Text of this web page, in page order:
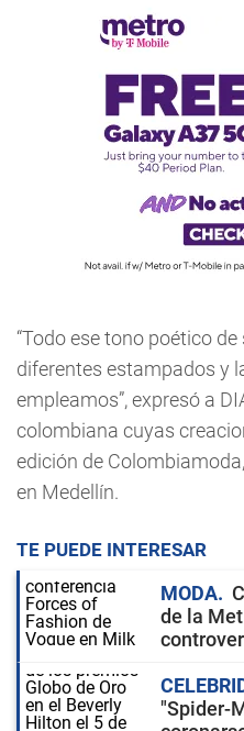
“Todo ese tono poético
diferentes estampados y
empleamos”, expresó a
colombiana cuyas
edición de
en Medellín.
TE PUEDE INTERESAR
MODA
de la
"Spider-